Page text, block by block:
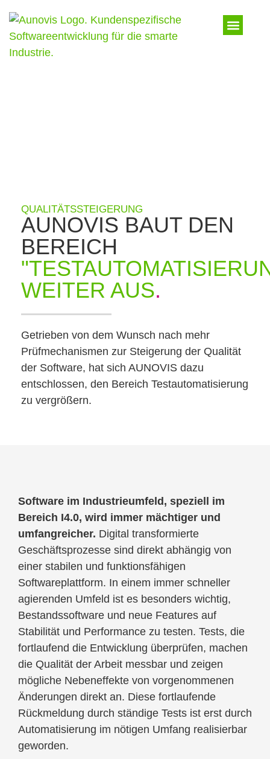
QUALITÄTSSTEIGERUNG
AUNOVIS BAUT DEN
BEREICH
WEITER AUS.
Getrieben von dem Wunsch nach mehr
Prüfmechanismen zur Steigerung der Qualität
der Software, hat sich AUNOVIS dazu
entschlossen, den Bereich Testautomatisierung
zu vergrößern.
Software im Industrieumfeld, speziell im
Bereich I4.0, wird immer mächtiger und
umfangreicher. Digital transformierte
Geschäftsprozesse sind direkt abhängig von
einer stabilen und funktionsfähigen
Softwareplattform. In einem immer schneller
agierenden Umfeld ist es besonders wichtig,
Bestandssoftware und neue Features auf
Stabilität und Performance zu testen. Tests, die
fortlaufend die Entwicklung überprüfen, machen
die Qualität der Arbeit messbar und zeigen
mögliche Nebeneffekte von vorgenommenen
Änderungen direkt an. Diese fortlaufende
Rückmeldung durch ständige Tests ist erst durch
Automatisierung im nötigen Umfang realisierbar
geworden.